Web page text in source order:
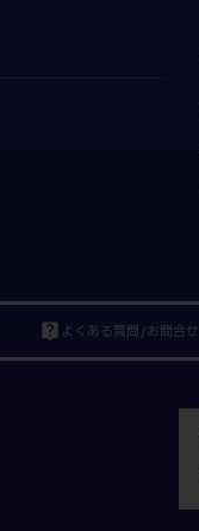
live_help よくある質問/お問合せ